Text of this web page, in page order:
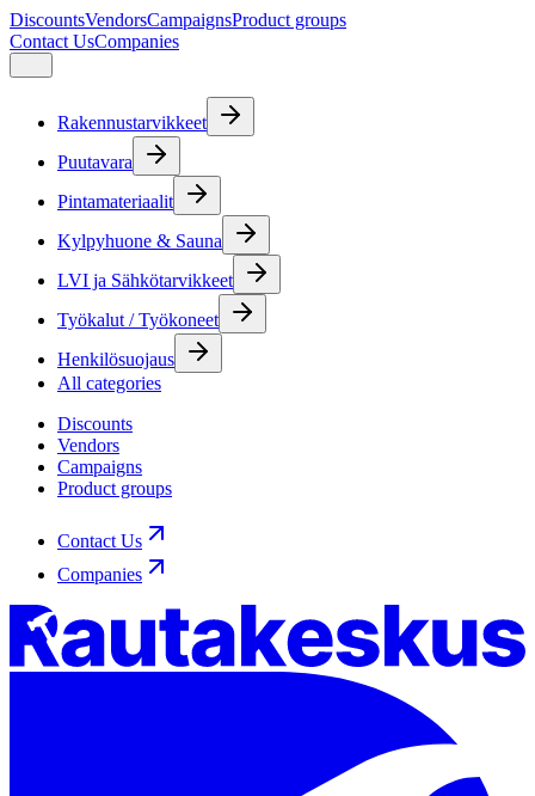
DiscountsVendorsCampaignsProduct groups
Contact UsCompanies
Rakennustarvikkeet
Puutavara
Pintamateriaalit
Kylpyhuone & Sauna
LVI ja Sähkötarvikkeet
Työkalut / Työkoneet
Henkilösuojaus
All categories
Discounts
Vendors
Campaigns
Product groups
Contact Us
Companies